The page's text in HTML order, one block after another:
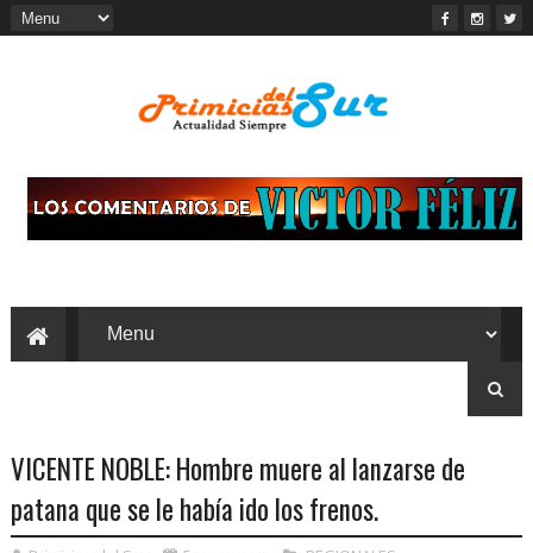
VICENTE NOBLE: Hombre muere al lanzarse de
patana que se le había ido los frenos.